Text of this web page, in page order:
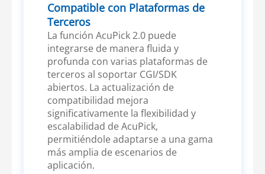
Compatible con Plataformas de
Terceros
La función AcuPick 2.0 puede
integrarse de manera fluida y
profunda con varias plataformas de
terceros al soportar CGI/SDK
abiertos. La actualización de
compatibilidad mejora
significativamente la flexibilidad y
escalabilidad de AcuPick,
permitiéndole adaptarse a una gama
más amplia de escenarios de
aplicación.